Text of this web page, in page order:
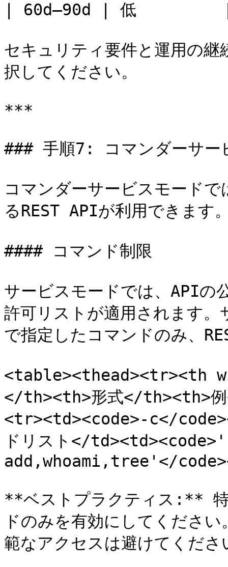
| 60d–90d | 低         |
セキュリティ要件と運用の
択してください。
***
### 手順7: コマンダーサ
コマンダーサービスモード
るREST APIが利用できます
#### コマンド制限
サービスモードでは、APIの
許可リストが適用されます
で指定したコマンドのみ、
<table><thead><tr><th
</th><th>形式</th><th>
<tr><td><code>-c</
ドリスト</
add,whoami,tree'</
**ベストプラクティス:** 特
ドのみを有効にしてくださ
範なアクセスは避けてくださ